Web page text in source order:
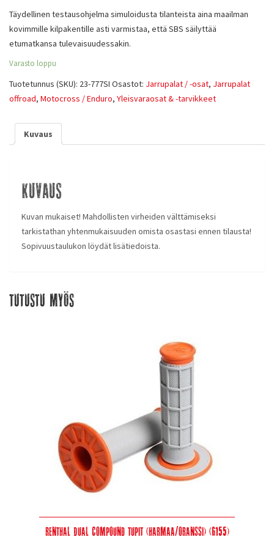
Täydellinen testausohjelma simuloidusta tilanteista aina maailman
kovimmille kilpakentille asti varmistaa, että SBS säilyttää
etumatkansa tulevaisuudessakin.
Varasto loppu
Tuotetunnus (SKU): 23-777SI Osastot: Jarrupalat / -osat, Jarrupalat
offroad, Motocross / Enduro, Yleisvaraosat & -tarvikkeet
Kuvaus
Kuvaus
Kuvan mukaiset! Mahdollisten virheiden välttämiseksi
tarkistathan yhtenmukaisuuden omista osastasi ennen tilausta!
Sopivuustaulukon löydät lisätiedoista.
Tutustu myös
Renthal Dual Compound tupit (harmaa/oranssi) (G155)